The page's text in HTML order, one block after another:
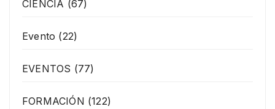
CIENCIA (67)
Evento (22)
EVENTOS (77)
FORMACIÓN (122)